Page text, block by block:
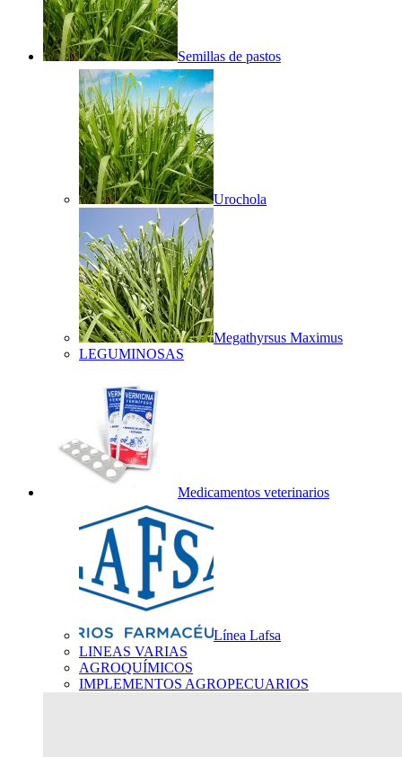
Semillas de pastos
Urochola
Megathyrsus Maximus
LEGUMINOSAS
Medicamentos veterinarios
Línea Lafsa
LINEAS VARIAS
AGROQUÍMICOS
IMPLEMENTOS AGROPECUARIOS